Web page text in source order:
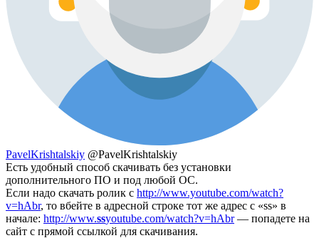
PavelKrishtalskiy @PavelKrishtalskiy
Есть удобный способ скачивать без установки
дополнительного ПО и под любой ОС.
Если надо скачать ролик с http://www.youtube.com/watch?
v=hAbr, то вбейте в адресной строке тот же адрес с «ss» в
начале: http://www.ssyoutube.com/watch?v=hAbr— попадете на
сайт с прямой ссылкой для скачивания.